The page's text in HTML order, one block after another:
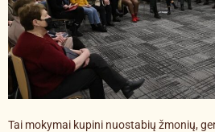
Tai mokymai kupini nuostabių žmonių,